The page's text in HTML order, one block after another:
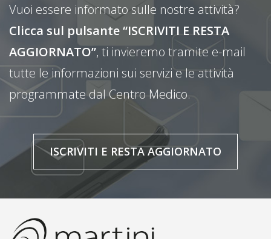
Vuoi essere informato sulle nostre attività?
Clicca sul pulsante “ISCRIVITI E RESTA
AGGIORNATO”, ti invieremo tramite e-mail
tutte le informazioni sui servizi e le attività
programmate dal Centro Medico.
ISCRIVITI E RESTA AGGIORNATO